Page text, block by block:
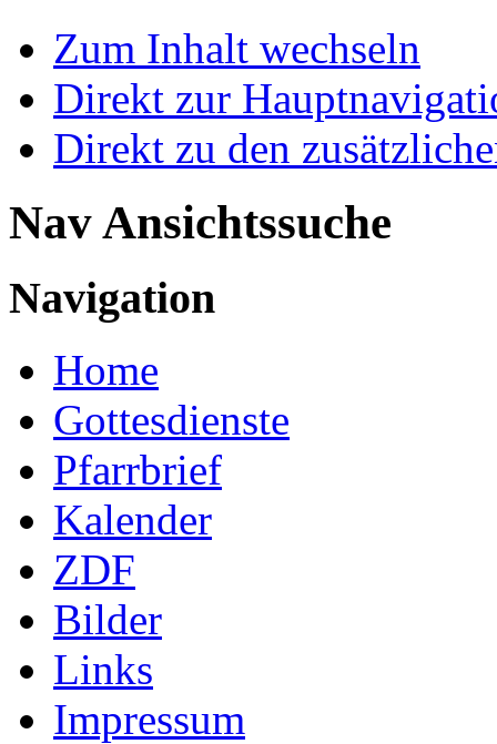
Zum Inhalt wechseln
Direkt zur
Direkt zu den
Nav Ansichtssuche
Navigation
Home
Gottesdienste
Pfarrbrief
Kalender
ZDF
Bilder
Links
Impressum